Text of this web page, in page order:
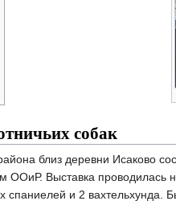
собак
близ деревни Исаково
ООиР. Выставка
спаниелей и 2